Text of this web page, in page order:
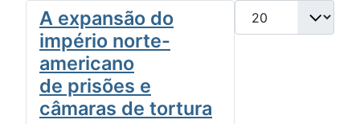
Qtd. a exibir
A expansão do
império norte-
americano
de prisões e
câmaras de tortura